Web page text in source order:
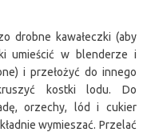
drobne kawałeczki (aby
umieścić w blenderze i
i przełożyć do innego
kostki lodu. Do
orzechy, lód i cukier
wymieszać. Przelać